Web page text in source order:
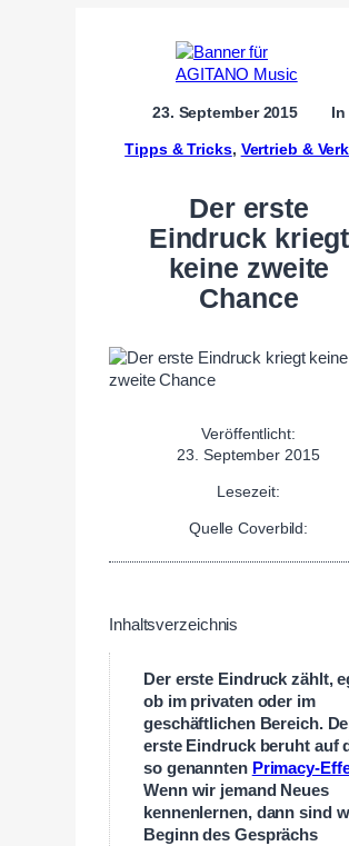
23. September 2015 In
Tipps & Tricks, Vertrieb &
Der erste
Eindruck kriegt
keine zweite
Chance
Veröffentlicht:
23. September 2015
Lesezeit:
Quelle Coverbild:
Inhaltsverzeichnis
Der erste Eindruck zählt,
ob im privaten oder im
geschäftlichen Bereich.
erste Eindruck beruht auf
so genannten Primacy-
Wenn wir jemand Neues
kennenlernen, dann sind
Beginn des Gesprächs